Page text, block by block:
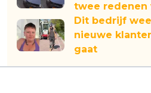
twee redenen
Dit bedrijf
nieuwe
gaat